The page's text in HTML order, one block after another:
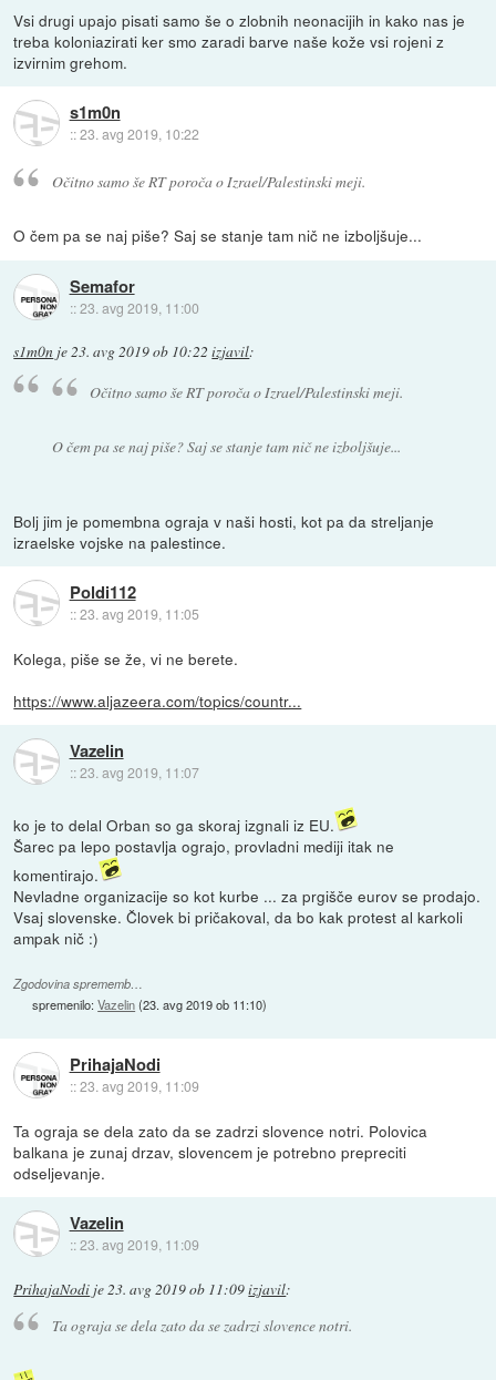
Vsi drugi upajo pisati samo še o zlobnih neonacijih in kako nas je
treba koloniazirati ker smo zaradi barve naše kože vsi rojeni z
izvirnim grehom.
s1m0n
::23. avg 2019, 10:22
Očitno samo še RT poroča o Izrael/Palestinski meji.
O čem pa se naj piše? Saj se stanje tam nič ne izboljšuje...
Semafor
::23. avg 2019, 11:00
s1m0n je23. avg 2019 ob 10:22 izjavil:
Očitno samo še RT poroča o Izrael/Palestinski meji.
O čem pa se naj piše? Saj se stanje tam nič ne izboljšuje...
Bolj jim je pomembna ograja v naši hosti, kot pa da streljanje
izraelske vojske na palestince.
Poldi112
::23. avg 2019, 11:05
Kolega, piše se že, vi ne berete.
https://www.aljazeera.com/topics/countr...
Vazelin
::23. avg 2019, 11:07
ko je to delal Orban so ga skoraj izgnali iz EU.
Šarec pa lepo postavlja ograjo, provladni mediji itak ne
komentirajo.
Nevladne organizacije so kot kurbe ... za prgišče eurov se prodajo.
Vsaj slovenske. Človek bi pričakoval, da bo kak protest al karkoli
ampak nič :)
Zgodovina sprememb…
spremenilo:Vazelin(23. avg 2019 ob 11:10)
PrihajaNodi
::23. avg 2019, 11:09
Ta ograja se dela zato da se zadrzi slovence notri. Polovica
balkana je zunaj drzav, slovencem je potrebno prepreciti
odseljevanje.
Vazelin
::23. avg 2019, 11:09
PrihajaNodi je23. avg 2019 ob 11:09izjavil:
Ta ograja se dela zato da se zadrzi slovence notri.